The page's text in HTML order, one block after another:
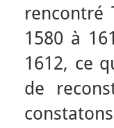
rencontré
1580 à
1612, ce
de